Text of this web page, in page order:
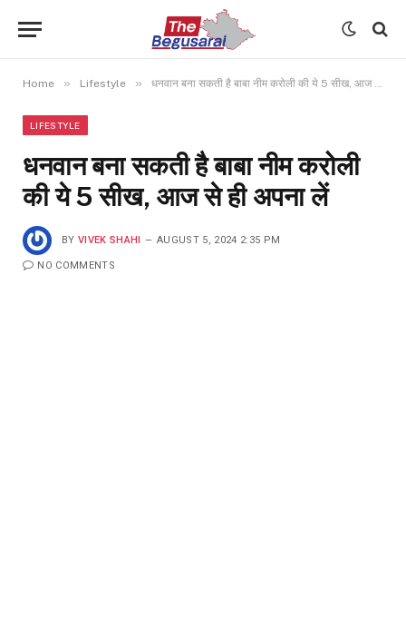
Home » Lifestyle » धनवान बना सकती है बाबा नीम करोली की ये 5 सीख, आज से ही अपना लें
LIFESTYLE
धनवान बना सकती है बाबा नीम करोली
की ये 5 सीख, आज से ही अपना लें
BY VIVEK SHAHI AUGUST 5, 2024 2:35 PM
NO COMMENTS